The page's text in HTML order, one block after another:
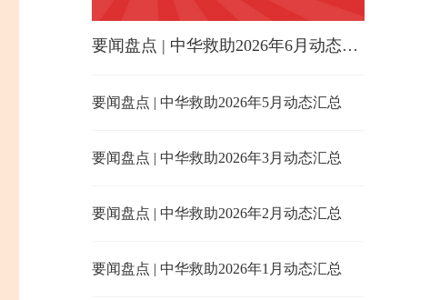
要闻盘点 | 中华救助2026年6月动态汇总
要闻盘点 | 中华救助2026年5月动态汇总
要闻盘点 | 中华救助2026年3月动态汇总
要闻盘点 | 中华救助2026年2月动态汇总
要闻盘点 | 中华救助2026年1月动态汇总